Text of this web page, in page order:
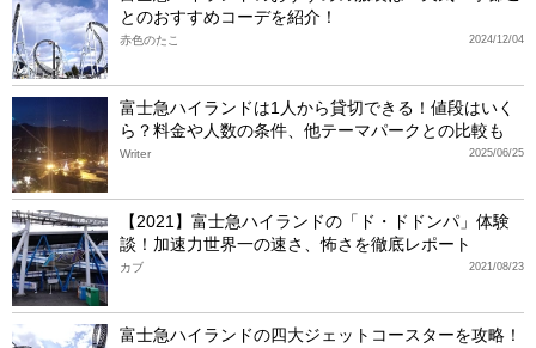
とのおすすめコーデを紹介！
2024/12/04
赤色のたこ
富士急ハイランドは1人から貸切できる！値段はいく
ら？料金や人数の条件、他テーマパークとの比較も
2025/06/25
Writer
【2021】富士急ハイランドの「ド・ドドンパ」体験
談！加速力世界一の速さ、怖さを徹底レポート
2021/08/23
カブ
富士急ハイランドの四大ジェットコースターを攻略！